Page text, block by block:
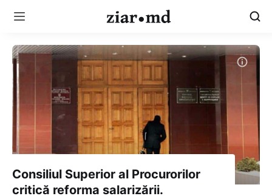
Consiliul Superior al Procurorilor
critică reforma salarizării.